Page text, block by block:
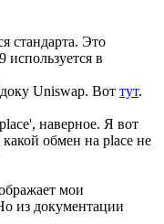
стандарта. Это
используется в
Uniswap. Вот тут.
наверное. Я вот
обмен на placе не
мои
из документации